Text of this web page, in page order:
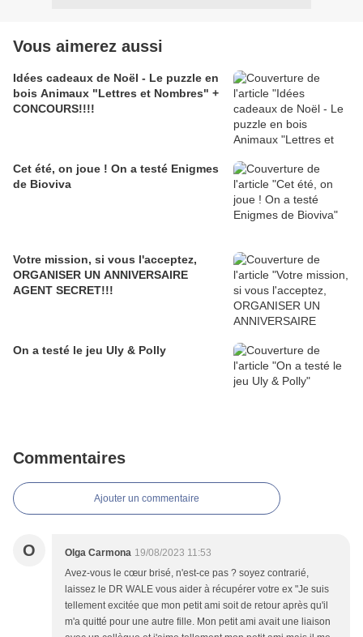
Vous aimerez aussi
Idées cadeaux de Noël - Le puzzle en
bois Animaux "Lettres et Nombres" +
CONCOURS!!!!
Cet été, on joue ! On a testé Enigmes
de Bioviva
Votre mission, si vous l'acceptez,
ORGANISER UN ANNIVERSAIRE
AGENT SECRET!!!
On a testé le jeu Uly & Polly
Commentaires
Ajouter un commentaire
O Olga Carmona 19/08/2023 11:53
Avez-vous le cœur brisé, n'est-ce pas ? soyez contrarié,
laissez le DR WALE vous aider à récupérer votre ex "Je suis
tellement excitée que mon petit ami soit de retour après qu'il
m'a quitté pour une autre fille. Mon petit ami avait une liaison